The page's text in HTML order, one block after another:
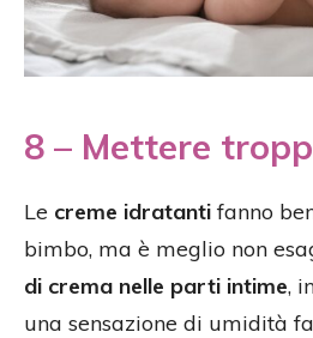
8 – Mettere
Le creme idratanti fanno
bimbo, ma è meglio non
di crema nelle parti intime,
una sensazione di umidità